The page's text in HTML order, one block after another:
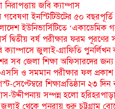
নিরাপত্তায় জবি ক্যাম্পাস
গবেষণা ইনস্টিটিউটের ৫০
ইউনিভার্সিটিতে ‘একাডেমিক
দ্বিতীয় বর্ষ পরীক্ষার ফরম
ক্যাম্পাসে জুলাই-গ্রাফিতি
সব জেলা শিক্ষা অফিসারদের জন্য
ও সমমান পরীক্ষার ফল
সেপ্টেম্বরে শিক্ষাপ্রতিষ্ঠান ২৩ দিন
উদ্দীপনায় সম্পন্ন হলো
থেকে পুনরায় শুরু চট্টগ্রাম